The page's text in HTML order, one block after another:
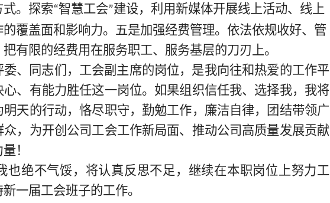
。探索“智慧工会”建设，利用新媒体开展线上活动、线上
覆盖面和影响力。五是加强经费管理。依法依规收好、管
有限的经费用在服务职工、服务基层的刀刃上。
、同志们，工会副主席的岗位，是我向往和热爱的工作平
心、有能力胜任这一岗位。如果组织信任我、选择我，我将
天的行动，恪尽职守，勤勉工作，廉洁自律，团结带领广
，为开创公司工会工作新局面、推动公司高质量发展贡献
！
也绝不气馁，将认真反思不足，继续在本职岗位上努力工
一届工会班子的工作。